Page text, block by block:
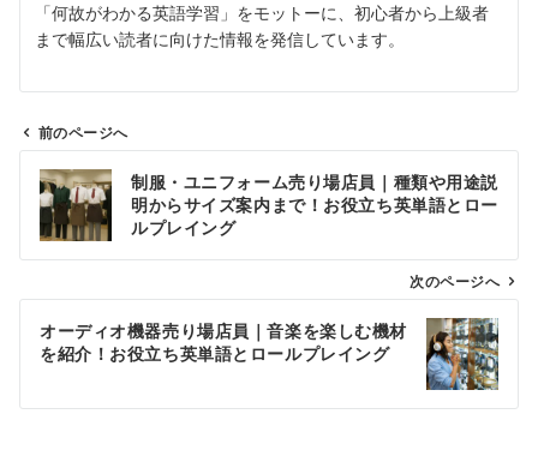
「何故がわかる英語学習」をモットーに、初心者から上級者
まで幅広い読者に向けた情報を発信しています。
ン
前のページへ
制服・ユニフォーム売り場店員｜種類や用途説
明からサイズ案内まで！お役立ち英単語とロー
ルプレイング
次のページへ
オーディオ機器売り場店員｜音楽を楽しむ機材
を紹介！お役立ち英単語とロールプレイング